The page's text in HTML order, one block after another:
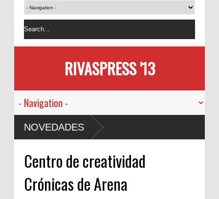
RIVASPRESS '13
NOVEDADES
Centro de creatividad
Crónicas de Arena